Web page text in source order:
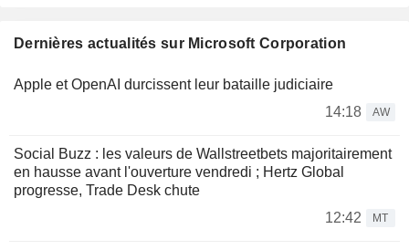
Dernières actualités sur Microsoft Corporation
Apple et OpenAI durcissent leur bataille judiciaire
14:18
AW
Social Buzz : les valeurs de Wallstreetbets majoritairement
en hausse avant l'ouverture vendredi ; Hertz Global
progresse, Trade Desk chute
12:42
MT